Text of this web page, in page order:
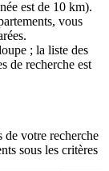
est de 10 km).
vous
; la liste des
de recherche est
de votre recherche
sous les critères